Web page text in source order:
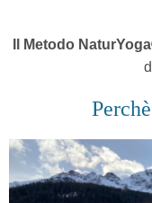
Il Metodo